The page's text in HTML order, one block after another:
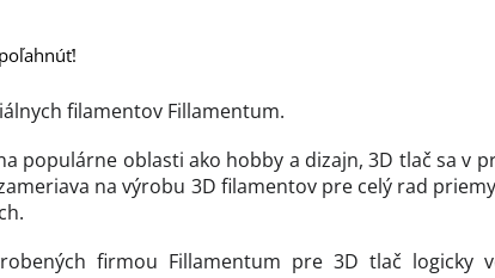
filamentov Fillamentum.
populárne oblasti ako hobby a dizajn, 3D tlač sa v
na výrobu 3D filamentov pre celý rad
firmou Fillamentum pre 3D tlač logicky